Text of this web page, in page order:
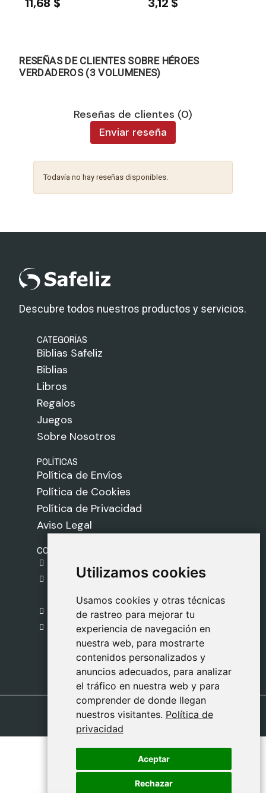
Utilizamos cookies
Usamos cookies y otras técnicas
de rastreo para mejorar tu
experiencia de navegación en
nuestra web, para mostrarte
contenidos personalizados y
anuncios adecuados, para analizar
el tráfico en nuestra web y para
comprender de donde llegan
nuestros visitantes. Política de
privacidad
Aceptar
Rechazar
Utilizamos cookies
Usamos cookies y otras técnicas
de rastreo para mejorar tu
experiencia de navegación en
nuestra web, para mostrarte
contenidos personalizados y
anuncios adecuados, para analizar
el tráfico en nuestra web y para
comprender de donde llegan
nuestros visitantes. Política de
privacidad
Aceptar
Rechazar
11,68 $ 3,12 $
RESEÑAS DE CLIENTES SOBRE HÉROES
VERDADEROS (3 VOLUMENES)
Reseñas de clientes (0)
Enviar reseña
Todavía no hay reseñas disponibles.
Descubre todos nuestros productos y servicios.
CATEGORÍAS
Biblias Safeliz
Biblias
Libros
Regalos
Juegos
Sobre Nosotros
POLÍTICAS
Política de Envíos
Política de Cookies
Política de Privacidad
Aviso Legal
CONTACTO
C. del Pradillo, 6, 28770 Colmenar Viejo,
Madrid
918 459 877
Lunes a Viernes
09:00 - 13:00